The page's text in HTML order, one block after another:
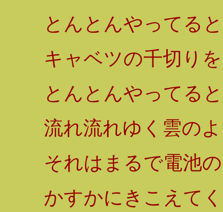
とんとんやってると
キャベツの千切りを
とんとんやってると
流れ流れゆく雲の
それはまるで電池
かすかにきこえて